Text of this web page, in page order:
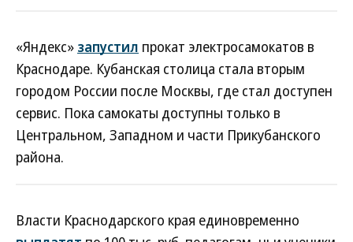
«Яндекс» запустил прокат электросамокатов в
Краснодаре. Кубанская столица стала вторым
городом России после Москвы, где стал доступен
сервис. Пока самокаты доступны только в
Центральном, Западном и части Прикубанского
района.
Власти Краснодарского края единовременно